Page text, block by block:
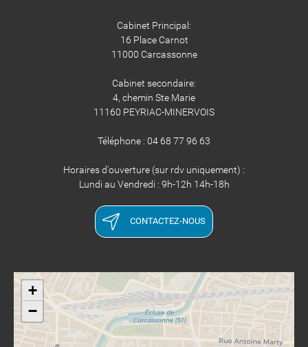
Cabinet Principal:
16 Place Carnot
11000 Carcassonne
Cabinet secondaire:
4, chemin Ste Marie
11160 PEYRIAC-MINERVOIS
Téléphone : 04 68 77 96 63
Horaires d'ouverture (sur rdv uniquement) :
Lundi au Vendredi : 9h-12h 14h-18h
CONTACTEZ-NOUS
+
−